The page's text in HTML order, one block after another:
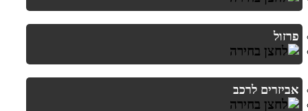
פרזול
אביזרים לרכב